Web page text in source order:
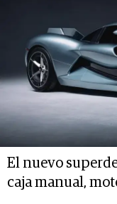
El nuevo
caja manual,